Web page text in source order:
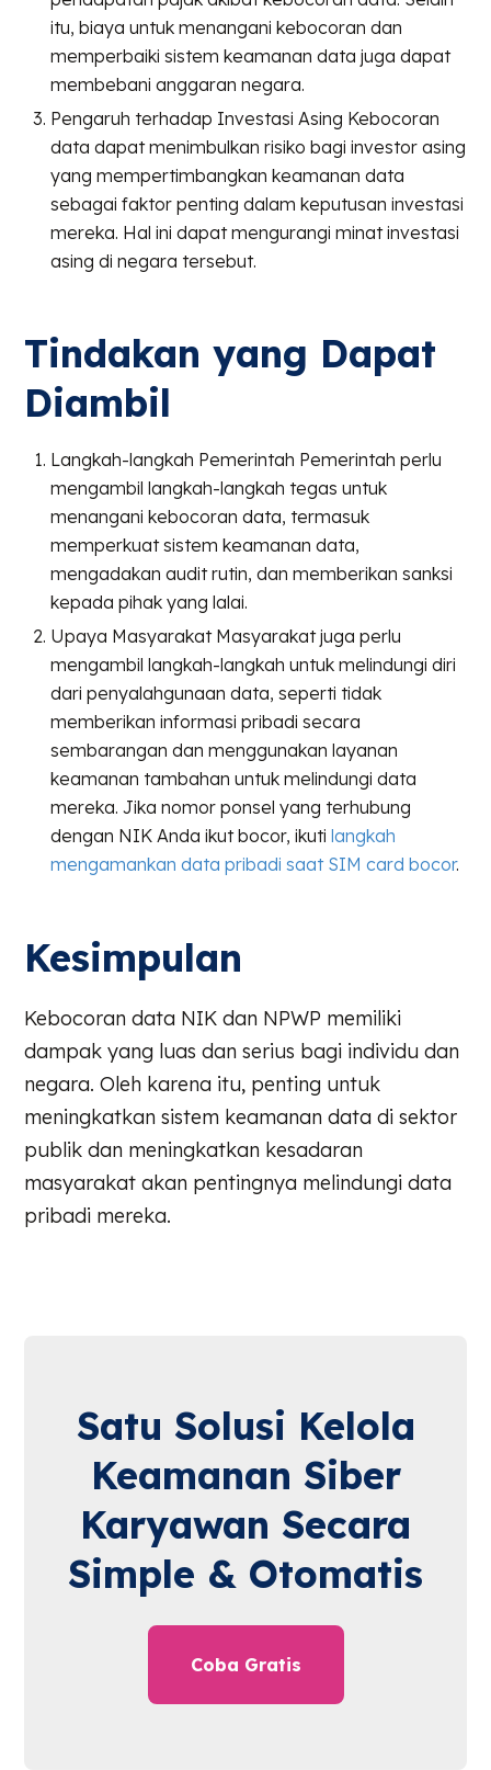
itu, biaya untuk menangani kebocoran dan
memperbaiki sistem keamanan data juga dapat
membebani anggaran negara.
Pengaruh terhadap Investasi Asing Kebocoran
data dapat menimbulkan risiko bagi investor asing
yang mempertimbangkan keamanan data
sebagai faktor penting dalam keputusan investasi
mereka. Hal ini dapat mengurangi minat investasi
asing di negara tersebut.
Tindakan yang Dapat
Diambil
Langkah-langkah Pemerintah Pemerintah perlu
mengambil langkah-langkah tegas untuk
menangani kebocoran data, termasuk
memperkuat sistem keamanan data,
mengadakan audit rutin, dan memberikan sanksi
kepada pihak yang lalai.
Upaya Masyarakat Masyarakat juga perlu
mengambil langkah-langkah untuk melindungi diri
dari penyalahgunaan data, seperti tidak
memberikan informasi pribadi secara
sembarangan dan menggunakan layanan
keamanan tambahan untuk melindungi data
mereka. Jika nomor ponsel yang terhubung
dengan NIK Anda ikut bocor, ikutilangkah
mengamankan data pribadi saat SIM card bocor.
Kesimpulan
Kebocoran data NIK dan NPWP memiliki
dampak yang luas dan serius bagi individu dan
negara. Oleh karena itu, penting untuk
meningkatkan sistem keamanan data di sektor
publik dan meningkatkan kesadaran
masyarakat akan pentingnya melindungi data
pribadi mereka.
Satu Solusi Kelola
Keamanan Siber
Karyawan Secara
Simple & Otomatis
Coba Gratis